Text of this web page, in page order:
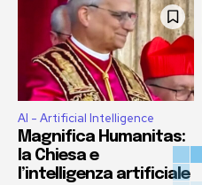
AI - Artificial Intelligence
Magnifica Humanitas:
la Chiesa e
l’intelligenza artificiale